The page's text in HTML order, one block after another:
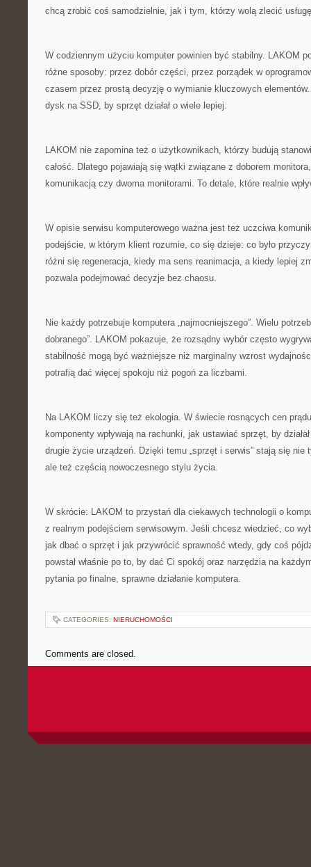
chcą zrobić coś samodzielnie, jak i tym, którzy wolą zlecić
W codziennym użyciu komputer powinien być stabilny. LAKOM
różne sposoby: przez dobór części, przez porządek w
czasem przez prostą decyzję o wymianie kluczowych
dysk na SSD, by sprzęt działał o wiele lepiej.
LAKOM nie zapomina też o użytkownikach, którzy budują
całość. Dlatego pojawiają się wątki związane z doborem
komunikacją czy dwoma monitorami. To detale, które realnie
W opisie serwisu komputerowego ważna jest też uczciwa
podejście, w którym klient rozumie, co się dzieje: co było
różni się regeneracja, kiedy ma sens reanimacja, a kiedy lepiej
pozwala podejmować decyzje bez chaosu.
Nie każdy potrzebuje komputera „najmocniejszego”. Wielu
dobranego”. LAKOM pokazuje, że rozsądny wybór często
stabilność mogą być ważniejsze niż marginalny wzrost
potrafią dać więcej spokoju niż pogoń za liczbami.
Na LAKOM liczy się też ekologia. W świecie rosnących cen
komponenty wpływają na rachunki, jak ustawiać sprzęt, by
drugie życie urządzeń. Dzięki temu „sprzęt i serwis” stają się
ale też częścią nowoczesnego stylu życia.
W skrócie: LAKOM to przystań dla ciekawych technologii o
z realnym podejściem serwisowym. Jeśli chcesz wiedzieć, co
jak dbać o sprzęt i jak przywrócić sprawność wtedy, gdy coś
powstał właśnie po to, by dać Ci spokój oraz narzędzia na
pytania po finalne, sprawne działanie komputera.
CATEGORIES: NIERUCHOMOŚCI
Comments are closed.